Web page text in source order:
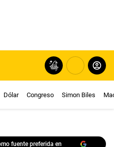
Dólar Congreso Simon Biles
fuente preferida en